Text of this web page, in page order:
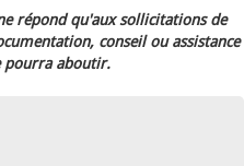
répond qu'aux sollicitations de
conseil ou assistance
pourra aboutir.